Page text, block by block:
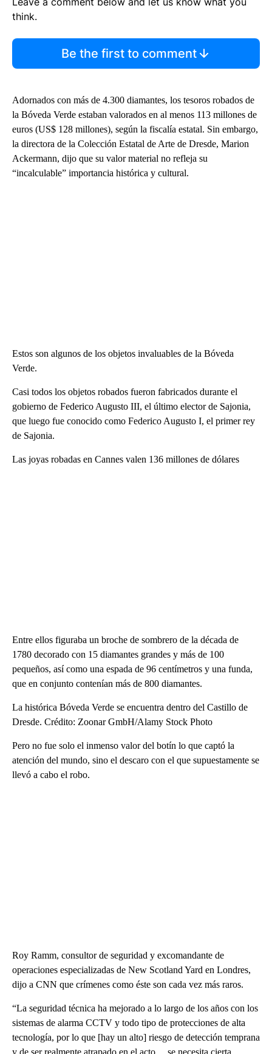
think.
Be the first to comment
Adornados con más de 4.300 diamantes, los tesoros robados de
la Bóveda Verde estaban valorados en al menos 113 millones de
euros (US$ 128 millones), según la fiscalía estatal. Sin embargo,
la directora de la Colección Estatal de Arte de Dresde, Marion
Ackermann, dijo que su valor material no refleja su
“incalculable” importancia histórica y cultural.
Estos son algunos de los objetos invaluables de la Bóveda
Verde.
Casi todos los objetos robados fueron fabricados durante el
gobierno de Federico Augusto III, el último elector de Sajonia,
que luego fue conocido como Federico Augusto I, el primer rey
de Sajonia.
Las joyas robadas en Cannes valen 136 millones de dólares
Entre ellos figuraba un broche de sombrero de la década de
1780 decorado con 15 diamantes grandes y más de 100
pequeños, así como una espada de 96 centímetros y una funda,
que en conjunto contenían más de 800 diamantes.
La histórica Bóveda Verde se encuentra dentro del Castillo de
Dresde. Crédito: Zoonar GmbH/Alamy Stock Photo
Pero no fue solo el inmenso valor del botín lo que captó la
atención del mundo, sino el descaro con el que supuestamente se
llevó a cabo el robo.
Roy Ramm, consultor de seguridad y excomandante de
operaciones especializadas de New Scotland Yard en Londres,
dijo a CNN que crímenes como éste son cada vez más raros.
“La seguridad técnica ha mejorado a lo largo de los años con los
sistemas de alarma CCTV y todo tipo de protecciones de alta
tecnología, por lo que [hay un alto] riesgo de detección temprana
y de ser realmente atrapado en el acto… se necesita cierta